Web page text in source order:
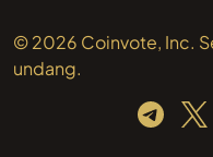
© 2026 Coinvote, Inc.
undang.